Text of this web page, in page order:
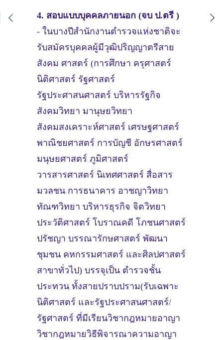
4. สอบแบบบุคคลภายนอก (จบ ป.ตรี )
- ในบางปีสำนักงานตำรวจแห่งชาติจะ
รับสมัครบุคคลผู้มีวุฒิปริญญาตรีสาย
สังคม ศาสตร์ (การศึกษา ครุศาสตร์
นิติศาสตร์ รัฐศาสตร์
รัฐประศาสนศาสตร์ บริหารรัฐกิจ
สังคมวิทยา มานุษยวิทยา
สังคมสงเคราะห์ศาสตร์ เศรษฐศาสตร์
พาณิชยศาสตร์ การบัญชี อักษรศาสตร์
มนุษยศาสตร์ ภูมิศาสตร์
วารสารศาสตร์ นิเทศศาสตร์ สื่อสาร
มวลชน การธนาคาร อาชญาวิทยา
ทัณฑวิทยา บริหารธุรกิจ จิตวิทยา
ประวัติศาสตร์ โบราณคดี โภชนศาสตร์
ปรัชญา บรรณารักษศาสตร์ พัฒนา
ชุมชน คหกรรมศาสตร์ และศิลปศาสตร์
สาขาทั่วไป) บรรจุเป็น ตำรวจชั้น
ประทวน ทั้งสายปราบปราม(รับเฉพาะ
นิติศาสตร์ และรัฐประศาสนศาสตร์/
รัฐศาสตร์ ที่มีเรียนวิชากฎหมายอาญา
วิชากฎหมายวิธีพิจารณาความอาญา